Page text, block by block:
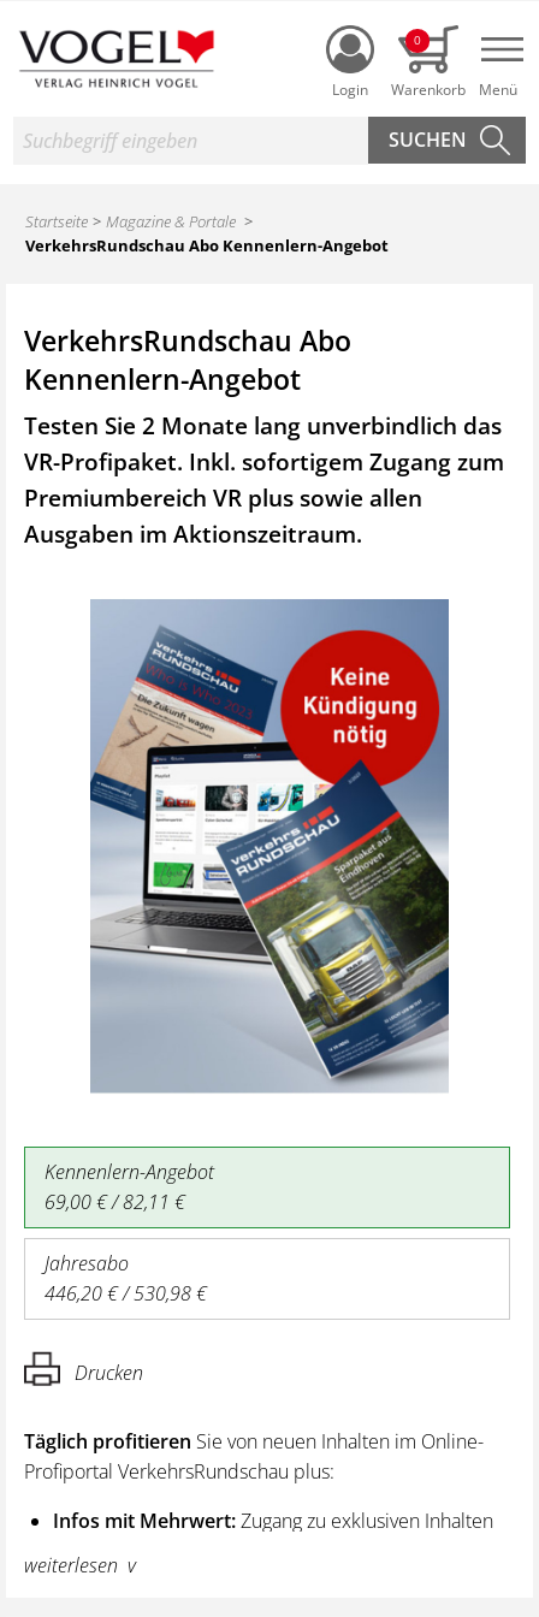
Login
0
Suche
Startseite
Magazine & Portale
VerkehrsRundschau Abo Kennenlern-Angebot
VerkehrsRundschau Abo
Kennenlern-Angebot
Testen Sie 2 Monate lang unverbindlich das
VR-Profipaket. Inkl. sofortigem Zugang zum
Premiumbereich VR plus sowie allen
Ausgaben im Aktionszeitraum.
Kennenlern-Angebot
69,00 € / 82,11 €
Jahresabo
446,20 € / 530,98 €
Drucken
Täglich profitieren Sie von neuen Inhalten im Online-
Profiportal VerkehrsRundschau plus:
Infos mit Mehrwert:Zugang zu exklusiven Inhalten
und Hintergrundwissen – von aktuellen Regelungen
wie z. B. bei den Lenk- und Ruhezeiten,
weiterlesen